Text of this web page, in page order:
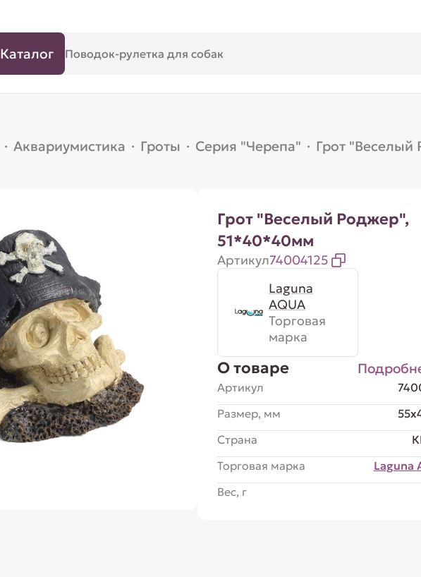
Каталог
· Аквариумистика · Гроты · Серия "Черепа" · Грот
Грот "Веселый Роджер",
51*40*40мм
Артикул74004125
Laguna
AQUA
Торговая
марка
О товаре
Артикул
Размер, мм
Страна
Торговая марка
Laguna
Вес, г